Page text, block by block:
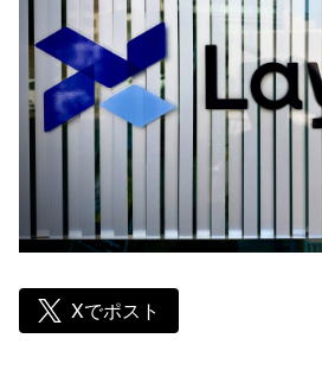
Xでポスト